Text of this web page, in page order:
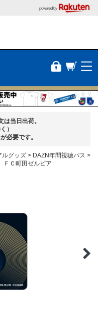
powered by
当日出荷。
）
必要です。
ルグッズ
DAZN年間視聴パス
ＦＣ町田ゼルビア